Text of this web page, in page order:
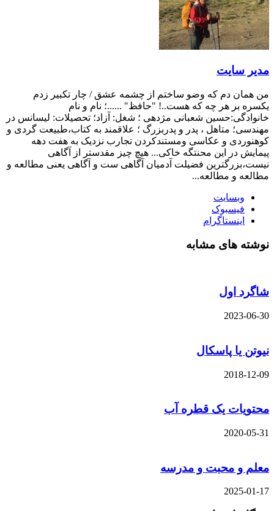
مدیر سایت
من همان دم که وضو ساختم از چشمه عشق / چار تکبیر زدم
یکسره بر هر چه که هست..! "حافظ" ......؛ نام و نام
خانوادگی:حسین شعبانی مژدهی ؛ شغل: آزاد؛ تحصیلات: لیسانس در
مهندسی؛ متاهل ، پدر و پدربزرگ ؛ علاقمند به کتاب،طبیعت گردی و
کوهنوردی و عکاسی ومستندکردن تجارب نزدیک به هفت دهه
پیمایش در این محنتگه خاکی... هیچ چیز مقدستر از آگاهی
نیست،بزرگترین فضیلت آدمیان آگاهی ست و آگاهی یعنی مطالعه و
مطالعه و مطالعه...
وبسایت
فیسبوک
اینستاگرام
نوشته های مشابه
شاگرد اول
2023-06-30
نیوتن یا پاسکال
2018-12-09
محتویات یک قطره آب
2020-05-31
معلم و محبت و مدرسه
2025-01-17